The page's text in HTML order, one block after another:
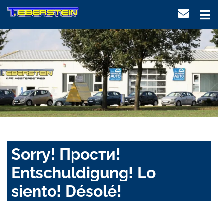
Sorry! Прости!
Entschuldigung! Lo
siento! Désolé!